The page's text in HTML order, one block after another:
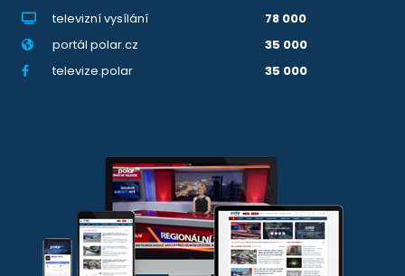
televizní vysílání
78 000
portál polar.cz
35 000
televize.polar
35 000